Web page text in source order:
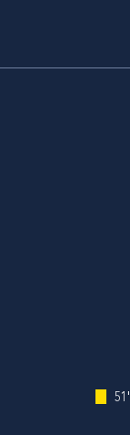
51'